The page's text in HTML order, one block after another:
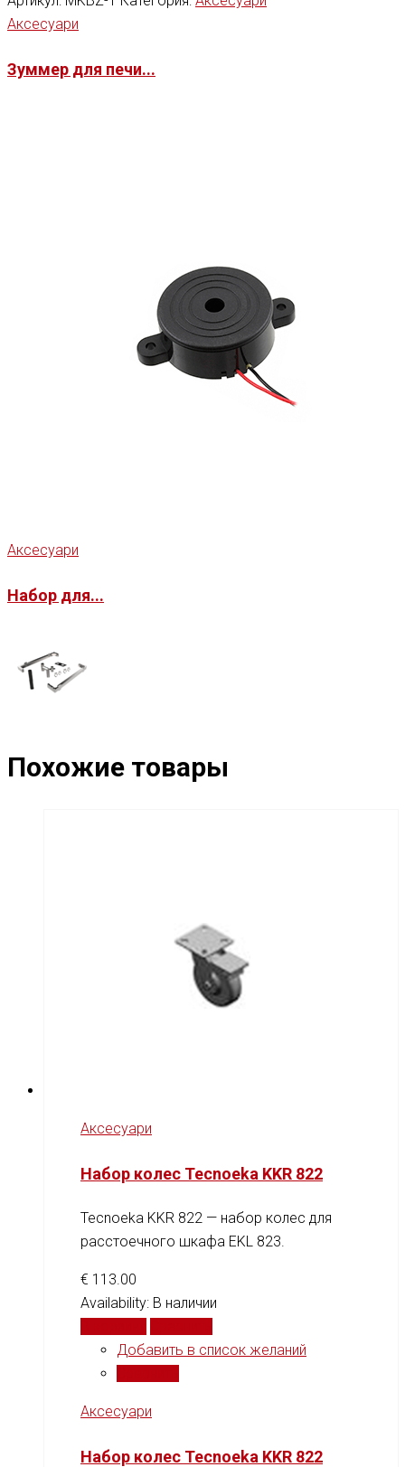
Аксесуари
Зуммер для печи...
Аксесуари
Набор для...
Похожие товары
Аксесуари
Набор колес Tecnoeka KKR 822
Tecnoeka KKR 822 — набор колес для
расстоечного шкафа EKL 823.
€ 113.00
Availability: В наличии
Добавить в список желаний
Аксесуари
Набор колес Tecnoeka KKR 822